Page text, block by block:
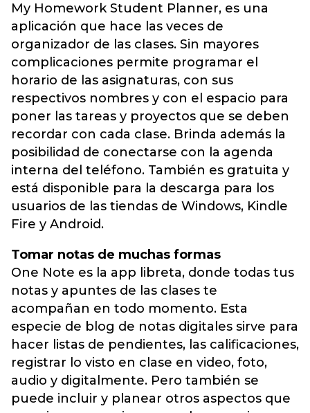
My Homework Student Planner, es una
aplicación que hace las veces de
organizador de las clases. Sin mayores
complicaciones permite programar el
horario de las asignaturas, con sus
respectivos nombres y con el espacio para
poner las tareas y proyectos que se deben
recordar con cada clase. Brinda además la
posibilidad de conectarse con la agenda
interna del teléfono. También es gratuita y
está disponible para la descarga para los
usuarios de las tiendas de Windows, Kindle
Fire y Android.
Tomar notas de muchas formas
One Note es la app libreta, donde todas tus
notas y apuntes de las clases te
acompañan en todo momento. Esta
especie de blog de notas digitales sirve para
hacer listas de pendientes, las calificaciones,
registrar lo visto en clase en video, foto,
audio y digitalmente. Pero también se
puede incluir y planear otros aspectos que